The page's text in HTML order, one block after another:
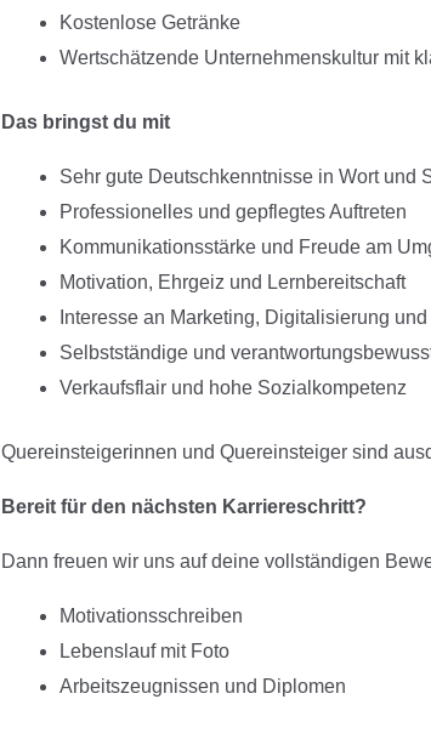
Kostenlose Getränke
Wertschätzende Unternehmenskultur mit
Das bringst du mit
Sehr gute Deutschkenntnisse in Wort und
Professionelles und gepflegtes Auftreten
Kommunikationsstärke und Freude am
Motivation, Ehrgeiz und Lernbereitschaft
Interesse an Marketing, Digitalisierung
Selbstständige und
Verkaufsflair und hohe Sozialkompetenz
Quereinsteigerinnen und Quereinsteiger sind
Bereit für den nächsten Karriereschritt?
Dann freuen wir uns auf deine vollständigen
Motivationsschreiben
Lebenslauf mit Foto
Arbeitszeugnissen und Diplomen